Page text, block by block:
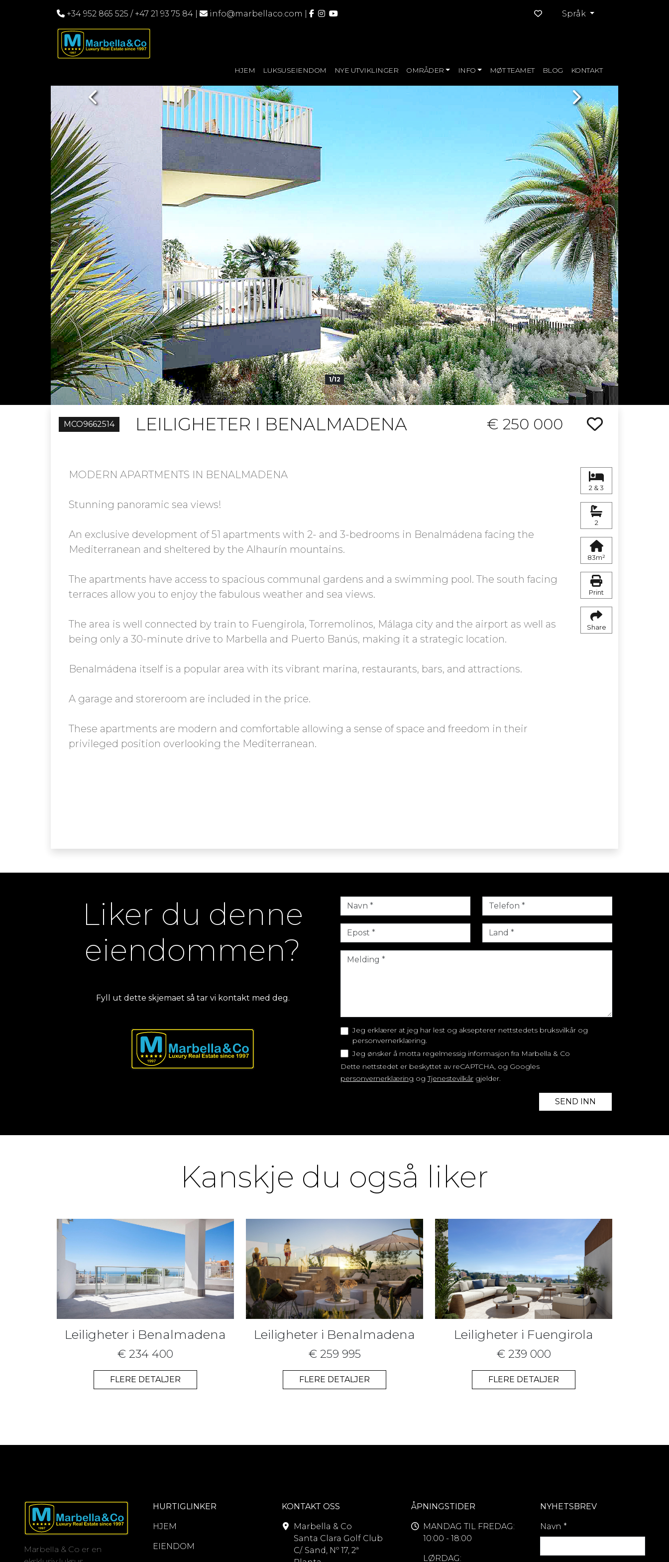
+34 952 865 525 / +47 21 93 75 84 info@marbellaco.com Språk
HJEM LUKSUSEIENDOM NYE UTVIKLINGER OMRÅDER INFO MØT TEAMET BLOG KONTAKT
1/12
Previous Next
MCO9662514 LEILIGHETER I BENALMADENA € 250 000
MODERN APARTMENTS IN BENALMADENA
Stunning panoramic sea views!
An exclusive development of 51 apartments with 2- and 3-bedrooms in Benalmádena facing the
Mediterranean and sheltered by the Alhaurín mountains.
The apartments have access to spacious communal gardens and a swimming pool. The south facing
terraces allow you to enjoy the fabulous weather and sea views.
The area is well connected by train to Fuengirola, Torremolinos, Málaga city and the airport as well as
being only a 30-minute drive to Marbella and Puerto Banús, making it a strategic location.
Benalmádena itself is a popular area with its vibrant marina, restaurants, bars, and attractions.
A garage and storeroom are included in the price.
These apartments are modern and comfortable allowing a sense of space and freedom in their
privileged position overlooking the Mediterranean.
2 & 3
2
83m²
Print
Share
Liker du denne
eiendommen?
Fyll ut dette skjemaet så tar vi kontakt med deg.
Jeg erklærer at jeg har lest og aksepterer nettstedets bruksvilkår og
personvernerklæring.
Jeg ønsker å motta regelmessig informasjon fra Marbella & Co
Dette nettstedet er beskyttet av reCAPTCHA, og Googles
personvernerklæring ogTjenestevilkår gjelder.
SEND INN
Kanskje du også liker
Leiligheter i Benalmadena
€ 234 400
FLERE DETALJER
Leiligheter i Benalmadena
€ 259 995
FLERE DETALJER
Leiligheter i Fuengirola
€ 239 000
FLERE DETALJER
Marbella & Co er en
HURTIGLINKER
HJEM
EIENDOM
KONTAKT OSS
Marbella & Co
Santa Clara Golf Club
C/. Sand, Nº 17, 2ª
ÅPNINGSTIDER
MANDAG TIL FREDAG:
10:00 - 18:00
LØRDAG:
NYHETSBREV
Navn *